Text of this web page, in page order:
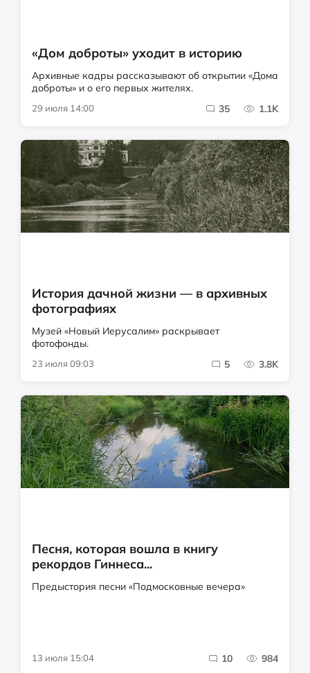
«Дом доброты» уходит в историю
Архивные кадры рассказывают об открытии «Дома
доброты» и о его первых жителях.
29 июля 14:00 35 1.1K
История дачной жизни — в архивных
фотографиях
Музей «Новый Иерусалим» раскрывает
фотофонды.
23 июля 09:03 5 3.8K
Песня, которая вошла в книгу
рекордов Гиннеса...
Предыстория песни «Подмосковные вечера»
13 июля 15:04 10 984